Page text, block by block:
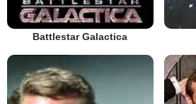
Battlestar Galactica